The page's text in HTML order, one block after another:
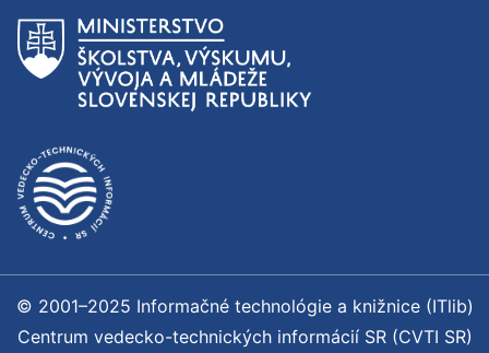
© 2001–2025 Informačné technológie a knižnice (ITlib)
Centrum vedecko-technických informácií SR (CVTI SR)